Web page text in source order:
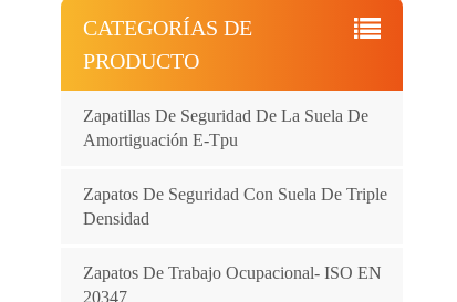
CATEGORÍAS DE
PRODUCTO
Zapatillas De Seguridad De La Suela De
Amortiguación E-Tpu
Zapatos De Seguridad Con Suela De Triple
Densidad
Zapatos De Trabajo Ocupacional- ISO EN
20347